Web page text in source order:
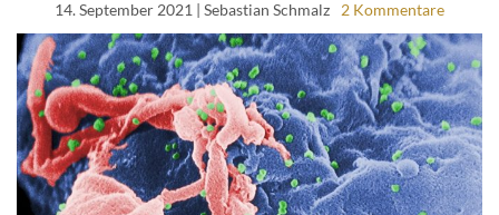
14. September 2021 | Sebastian Schmalz 2 Kommentare